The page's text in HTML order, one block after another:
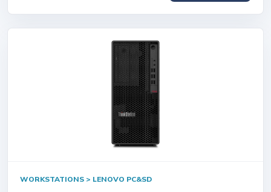
WORKSTATIONS > LENOVO PC&SD